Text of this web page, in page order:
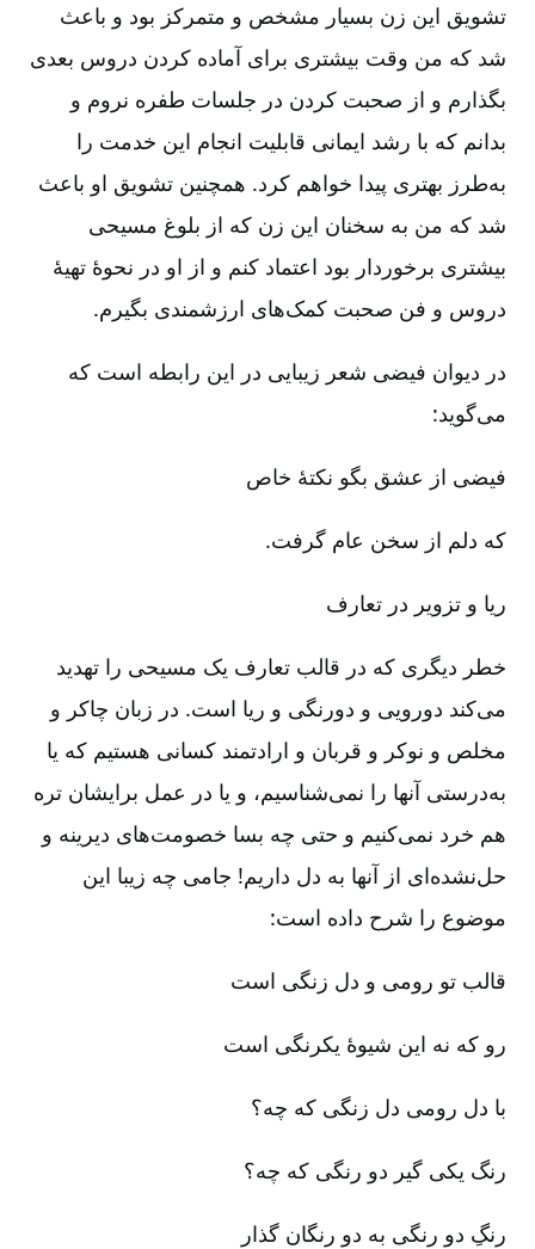
تشویق این زن بسیار مشخص و متمرکز بود و باعث
شد که من وقت بیشتری برای آماده کردن دروس بعدی
بگذارم و از صحبت ‌کردن در جلسات طفره نروم و
بدانم که با رشد ایمانی قابلیت انجام این خدمت را
به‌طرز بهتری پیدا خواهم کرد. همچنین تشویق او باعث
شد که من به سخنان این زن که از بلوغ مسیحی
بیشتری برخوردار بود اعتماد کنم و از او در نحوۀ تهیۀ
دروس و فن صحبت کمک‌های ارزشمندی بگیرم.
در دیوان فیضی شعر زیبایی در این رابطه است که
می‌گوید:
فیضی از عشق بگو نکتۀ خاص
که دلم از سخن عام گرفت.
ریا و تزویر در تعارف
خطر دیگری که در قالب تعارف یک مسیحی را تهدید
می‌کند دورویی و دورنگی و ریا است. در زبان چاکر و
مخلص و نوکر و قربان و ارادتمند کسانی هستیم که یا
به‌درستی آنها را نمی‌شناسیم، و یا در عمل برایشان تره
هم خرد نمی‌کنیم و حتی چه بسا خصومت‌های دیرینه و
حل‌نشده‌ای از آنها به دل داریم! جامی چه زیبا این
موضوع را شرح داده است:
قالب تو رومی و دل زنگی است
رو که نه این شیوۀ یکرنگی است
با دل رومی دل زنگی که چه؟
رنگ یکی گیر دو رنگی که چه؟
رنگِ دو رنگی به دو رنگان گذار